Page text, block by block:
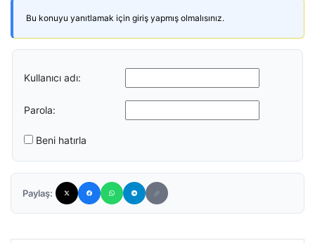
Bu konuyu yanıtlamak için giriş yapmış olmalısınız.
Kullanıcı adı:
Parola:
Beni hatırla
Paylaş: